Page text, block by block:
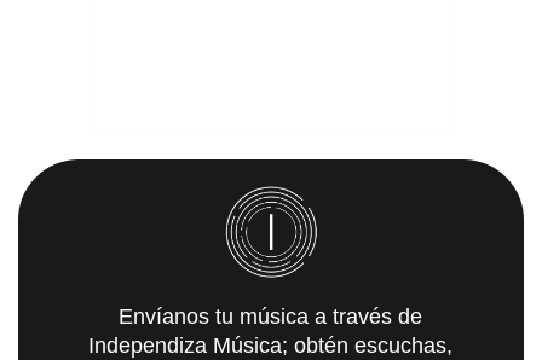
Envíanos tu música a través de
Independiza Música; obtén escuchas,